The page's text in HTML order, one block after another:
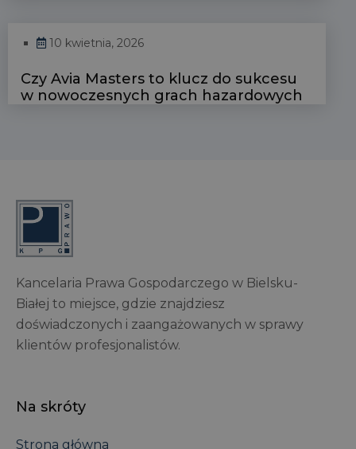
10 kwietnia, 2026
Czy Avia Masters to klucz do sukcesu
w nowoczesnych grach hazardowych
Kancelaria Prawa Gospodarczego w Bielsku-
Białej to miejsce, gdzie znajdziesz
doświadczonych i zaangażowanych w sprawy
klientów profesjonalistów.
Na skróty
Strona główna